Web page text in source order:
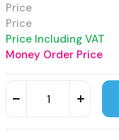
Price
Price
Price Including VAT
Money Order Price